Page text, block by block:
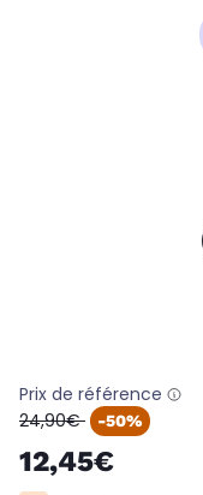
Prix de référence
oldPrice
24,90€ -50%
12,45€